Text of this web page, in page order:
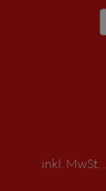
* inkl. MwSt. ,